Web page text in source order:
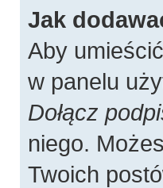
Jak
Aby
w panelu
Dołącz
niego.
Twoich